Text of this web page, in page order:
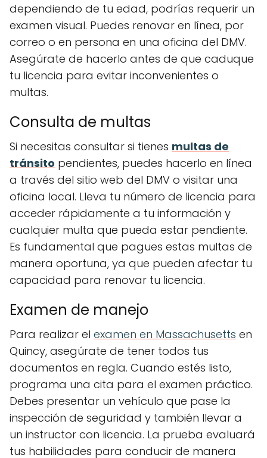
dependiendo de tu edad, podrías requerir un
examen visual. Puedes renovar en línea, por
correo o en persona en una oficina del DMV.
Asegúrate de hacerlo antes de que caduque
tu licencia para evitar inconvenientes o
multas.
Consulta de multas
Si necesitas consultar si tienes multas de
tránsito pendientes, puedes hacerlo en línea
a través del sitio web del DMV o visitar una
oficina local. Lleva tu número de licencia para
acceder rápidamente a tu información y
cualquier multa que pueda estar pendiente.
Es fundamental que pagues estas multas de
manera oportuna, ya que pueden afectar tu
capacidad para renovar tu licencia.
Examen de manejo
Para realizar el examen en Massachusetts en
Quincy, asegúrate de tener todos tus
documentos en regla. Cuando estés listo,
programa una cita para el examen práctico.
Debes presentar un vehículo que pase la
inspección de seguridad y también llevar a
un instructor con licencia. La prueba evaluará
tus habilidades para conducir de manera